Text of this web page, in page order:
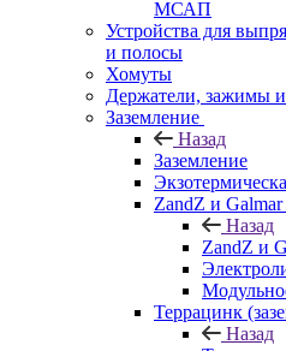
МСАП
Устройства для
и полосы
Хомуты
Держатели, зажимы
Заземление
Назад
Заземление
ZandZ и Galmar
Назад
ZandZ и
Террацинк
Назад